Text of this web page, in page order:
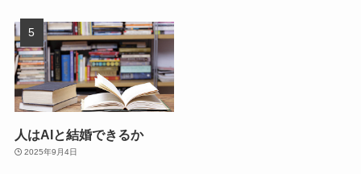
人はAIと結婚できるか
2025年9月4日